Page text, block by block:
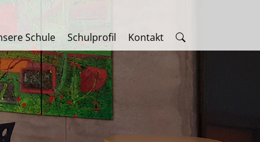
Schule Schulprofil Kontakt